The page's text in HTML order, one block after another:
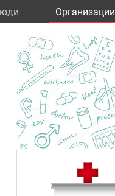
Организации